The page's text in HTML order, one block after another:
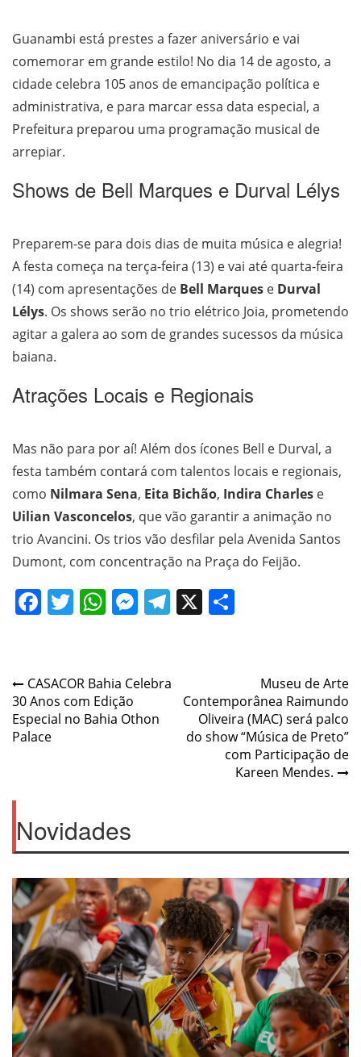
Guanambi está prestes a fazer aniversário e vai
comemorar em grande estilo! No dia 14 de agosto, a
cidade celebra 105 anos de emancipação política e
administrativa, e para marcar essa data especial, a
Prefeitura preparou uma programação musical de
arrepiar.
Shows de Bell Marques e Durval Lélys
Preparem-se para dois dias de muita música e alegria!
A festa começa na terça-feira (13) e vai até quarta-feira
(14) com apresentações de Bell Marques e Durval
Lélys. Os shows serão no trio elétrico Joia, prometendo
agitar a galera ao som de grandes sucessos da música
baiana.
Atrações Locais e Regionais
Mas não para por aí! Além dos ícones Bell e Durval, a
festa também contará com talentos locais e regionais,
como Nilmara Sena, Eita Bichão, Indira Charles e
Uilian Vasconcelos, que vão garantir a animação no
trio Avancini. Os trios vão desfilar pela Avenida Santos
Dumont, com concentração na Praça do Feijão.
Facebook
Twitter
WhatsApp
Messenger
Telegram
X
Post
navigation
CASACOR Bahia Celebra
30 Anos com Edição
Especial no Bahia Othon
Palace
Museu de Arte
Contemporânea Raimundo
Oliveira (MAC) será palco
do show “Música de Preto”
com Participação de
Kareen Mendes.
Novidades